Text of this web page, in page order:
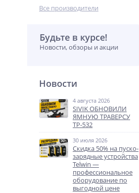
Все производители
Будьте в курсе!
Новости, обзоры и акции
Новости
4 августа 2026
SIVIK ОБНОВИЛИ
ЯМНУЮ ТРАВЕРСУ
ТР-532
30 июля 2026
Скидка 50% на пуско-
зарядные устройства
Telwin —
профессиональное
оборудование по
выгодной цене